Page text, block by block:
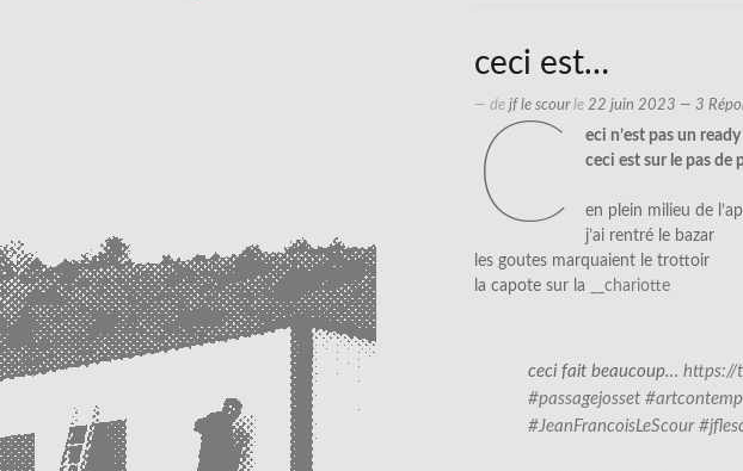
ceci est…
— de jf le scourle 22 juin 2023 — 3
c
eci n’est pas un
ceci est sur le pas de
en plein milieu de
j’ai rentré le bazar
les goutes marquaient le trottoir
la capote sur la
__chariotte
ceci fait beaucoup… https://
#passagejosset
#JeanFrancoisLeScour